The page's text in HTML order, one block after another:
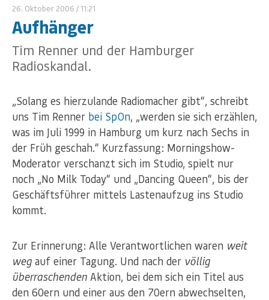
26. Oktober 2006 / 11:21
Aufhänger
Tim Renner und der Hamburger
Radioskandal.
„Solang es hierzulande Radiomacher gibt“, schreibt
uns Tim Renner bei SpOn, „werden sie sich erzählen,
was im Juli 1999 in Hamburg um kurz nach Sechs in
der Früh geschah.“ Kurzfassung: Morningshow-
Moderator verschanzt sich im Studio, spielt nur
noch „No Milk Today“ und „Dancing Queen“, bis der
Geschäftsführer mittels Lastenaufzug ins Studio
kommt.
Zur Erinnerung: Alle Verantwortlichen waren weit
weg auf einer Tagung. Und nach der völlig
überraschenden Aktion, bei dem sich ein Titel aus
den 60ern und einer aus den 70ern abwechselten,